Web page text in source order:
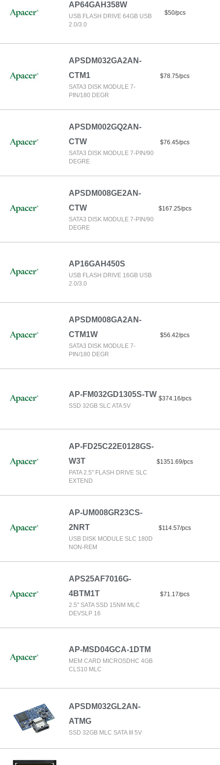
AP64GAH358W
USB FLASH DRIVE 64GB USB
2.0/3.0
$50/pcs
APSDM032GA2AN-
CTM1
SATA3 DISK MODULE 7-
PIN/180 DEGR
$78.75/pcs
APSDM002GQ2AN-
CTW
SATA3 DISK MODULE 7-PIN/90
DEGRE
$76.45/pcs
APSDM008GE2AN-
CTW
SATA3 DISK MODULE 7-PIN/90
DEGRE
$167.25/pcs
AP16GAH450S
USB FLASH DRIVE 16GB USB
2.0/3.0
APSDM008GA2AN-
CTM1W
SATA3 DISK MODULE 7-
PIN/180 DEGR
$56.42/pcs
AP-FM032GD1305S-TW
SSD 32GB SLC ATA 5V
$374.16/pcs
AP-FD25C22E0128GS-
W3T
PATA 2.5" FLASH DRIVE SLC
EXTEND
$1351.69/pcs
AP-UM008GR23CS-
2NRT
USB DISK MODULE SLC 180D
NON-REM
$114.57/pcs
APS25AF7016G-
4BTM1T
2.5" SATA SSD 15NM MLC
DEVSLP 16
$71.17/pcs
AP-MSD04GCA-1DTM
MEM CARD MICROSDHC 4GB
CLS10 MLC
APSDM032GL2AN-
ATMG
SSD 32GB MLC SATA III 5V